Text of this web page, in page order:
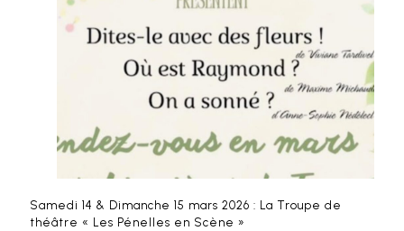
Samedi 14 & Dimanche 15 mars 2026 : La Troupe de
théâtre « Les Pénelles en Scène »